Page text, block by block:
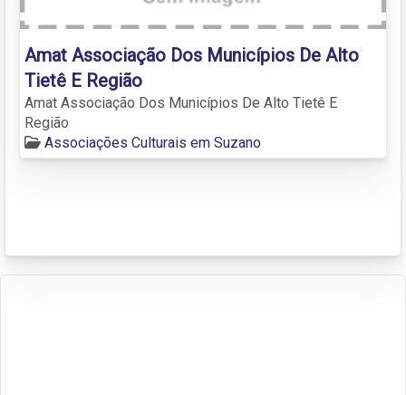
Amat Associação Dos Municípios De Alto
Tietê E Região
Amat Associação Dos Municípios De Alto Tietê E
Região
Associações Culturais em Suzano